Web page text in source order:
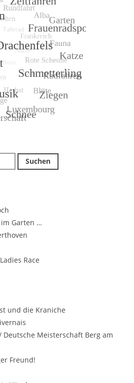
Garten …
Race
und die Kraniche
Meisterschaft Berg am
Freund!